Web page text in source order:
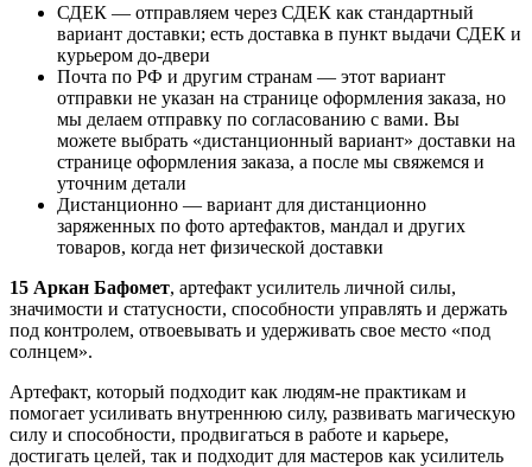
СДЕК — отправляем через СДЕК как стандартный
вариант доставки; есть доставка в пункт выдачи СДЕК и
курьером до-двери
Почта по РФ и другим странам — этот вариант
отправки не указан на странице оформления заказа, но
мы делаем отправку по согласованию с вами. Вы
можете выбрать «дистанционный вариант» доставки на
странице оформления заказа, а после мы свяжемся и
уточним детали
Дистанционно — вариант для дистанционно
заряженных по фото артефактов, мандал и других
товаров, когда нет физической доставки
15 Аркан Бафомет, артефакт усилитель личной силы,
значимости и статусности, способности управлять и держать
под контролем, отвоевывать и удерживать свое место «под
солнцем».
Артефакт, который подходит как людям-не практикам и
помогает усиливать внутреннюю силу, развивать магическую
силу и способности, продвигаться в работе и карьере,
достигать целей, так и подходит для мастеров как усилитель